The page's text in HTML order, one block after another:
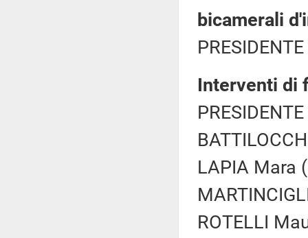
bicamerali
Interventi di
LAPIA Mara
ROTELLI